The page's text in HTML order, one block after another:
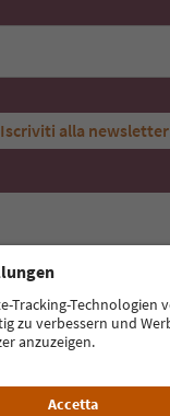
Iscriviti alla newsletter